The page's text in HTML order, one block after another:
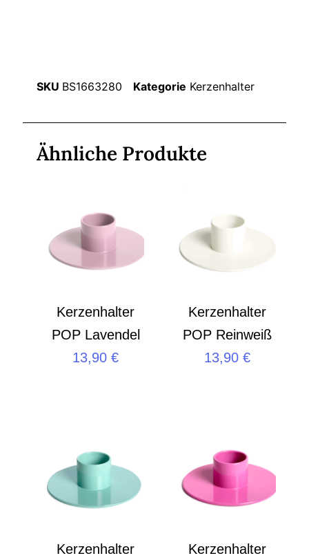
SKU BS1663280 Kategorie Kerzenhalter
Ähnliche Produkte
Kerzenhalter
POP Lavendel
13,90€
Kerzenhalter
POP Reinweiß
13,90 €
Kerzenhalter
Kerzenhalter